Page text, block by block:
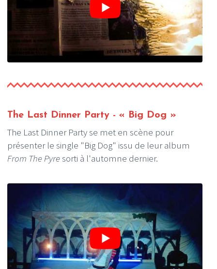
The Last Dinner Party - « Big Dog »
The Last Dinner Party se met en scène pour
présenter le single "Big Dog" issu de leur album
From The Pyresorti à l'automne dernier.